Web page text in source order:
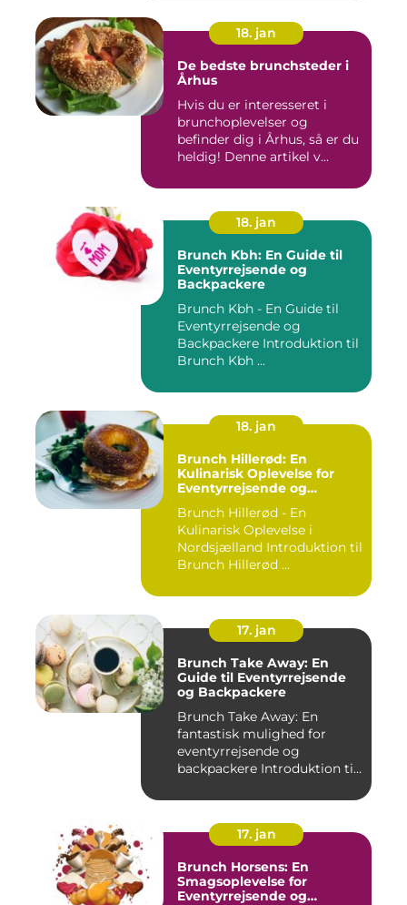
18. jan
De bedste brunchsteder i
Århus
Hvis du er interesseret i
brunchoplevelser og
befinder dig i Århus, så er du
heldig! Denne artikel v...
18. jan
Brunch Kbh: En Guide til
Eventyrrejsende og
Backpackere
Brunch Kbh - En Guide til
Eventyrrejsende og
Backpackere Introduktion til
Brunch Kbh ...
18. jan
Brunch Hillerød: En
Kulinarisk Oplevelse for
Eventyrrejsende og
Brunch Hillerød - En
Kulinarisk Oplevelse i
Nordsjælland Introduktion til
Brunch Hillerød ...
17. jan
Brunch Take Away: En
Guide til Eventyrrejsende
og Backpackere
Brunch Take Away: En
fantastisk mulighed for
eventyrrejsende og
backpackere Introduktion til
17. jan
Brunch Horsens: En
Smagsoplevelse for
Eventyrrejsende og